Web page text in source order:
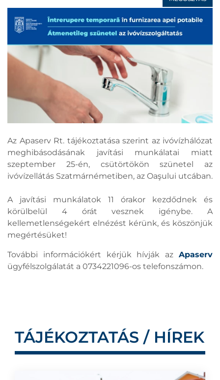
Az Apaserv Rt. tájékoztatása szerint az ivóvízhálózat
meghibásodásának javítási munkálatai miatt
szeptember 25-én, csütörtökön szünetel az
ivóvízellátás Szatmárnémetiben, az Oaşului utcában.
A javítási munkálatok 11 órakor kezdődnek és
körülbelül 4 órát vesznek igénybe. A
kellemetlenségekért elnézést kérünk, és köszönjük
megértésüket!
További információkért kérjük hívják az Apaserv
ügyfélszolgálatát a 0734221096-os telefonszámon.
TÁJÉKOZTATÁS / HÍREK